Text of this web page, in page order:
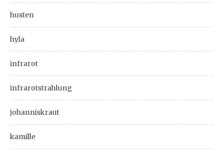
husten
hyla
infrarot
infrarotstrahlung
johanniskraut
kamille